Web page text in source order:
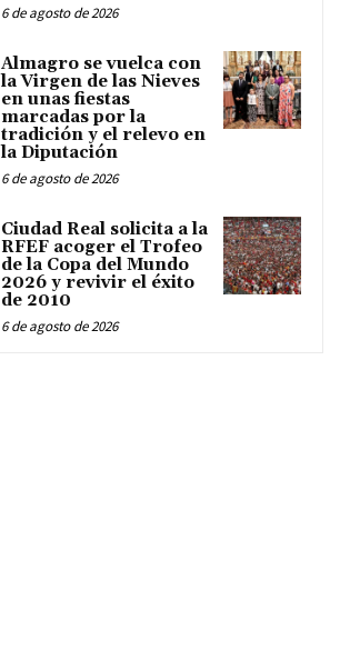
6 de agosto de 2026
Almagro se vuelca con
la Virgen de las Nieves
en unas fiestas
marcadas por la
tradición y el relevo en
la Diputación
6 de agosto de 2026
Ciudad Real solicita a la
RFEF acoger el Trofeo
de la Copa del Mundo
2026 y revivir el éxito
de 2010
6 de agosto de 2026